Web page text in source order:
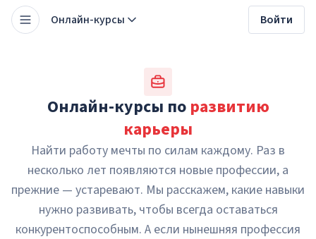
Онлайн-курсы Войти
Онлайн-курсы по развитию
карьеры
Найти работу мечты по силам каждому. Раз в
несколько лет появляются новые профессии, а
прежние — устаревают. Мы расскажем, какие навыки
нужно развивать, чтобы всегда оставаться
конкурентоспособным. А если нынешняя профессия